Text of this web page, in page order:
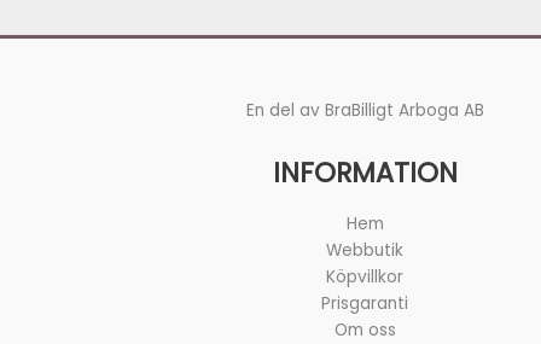
En del av BraBilligt Arboga AB
INFORMATION
Hem
Webbutik
Köpvillkor
Prisgaranti
Om oss